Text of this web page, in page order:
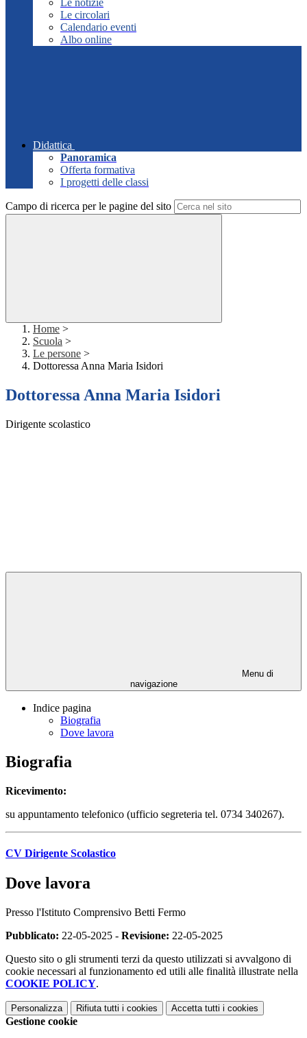
Le notizie
Le circolari
Calendario eventi
Albo online
Didattica
Panoramica
Offerta formativa
I progetti delle classi
Campo di ricerca per le pagine del sito
Home >
Scuola >
Le persone >
Dottoressa Anna Maria Isidori
Dottoressa Anna Maria Isidori
Dirigente scolastico
Menu di
navigazione
Indice pagina
Biografia
Dove lavora
Biografia
Ricevimento:
su appuntamento telefonico (ufficio segreteria tel. 0734 340267).
CV Dirigente Scolastico
Dove lavora
Presso l'Istituto Comprensivo Betti Fermo
Pubblicato: 22-05-2025 - Revisione: 22-05-2025
Questo sito o gli strumenti terzi da questo utilizzati si avvalgono di
cookie necessari al funzionamento ed utili alle finalità illustrate nella
COOKIE POLICY.
Personalizza Rifiuta tutti i cookies Accetta tutti i cookies
Gestione cookie